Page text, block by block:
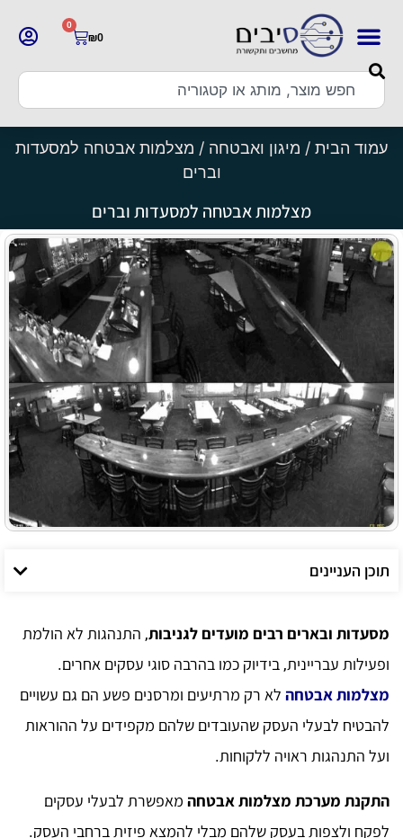
₪0
0
עמוד הבית / מיגון ואבטחה / מצלמות אבטחה למסעדות
וברים
מצלמות אבטחה למסעדות וברים
תוכן העניינים
מסעדות ובארים רבים מועדים לגניבות, התנהגות לא הולמת
ופעילות עבריינית, בידיוק כמו בהרבה סוגי עסקים אחרים.
מצלמות אבטחה לא רק מרתיעים ומרסנים פשע הם גם עשויים
להבטיח לבעלי העסק שהעובדים שלהם מקפידים על ההוראות
ועל התנהגות ראויה ללקוחות.
התקנת מערכת מצלמות אבטחה מאפשרת לבעלי עסקים
לפקח ולצפות בעסק שלהם מבלי להמצא פיזית ברחבי העסק.